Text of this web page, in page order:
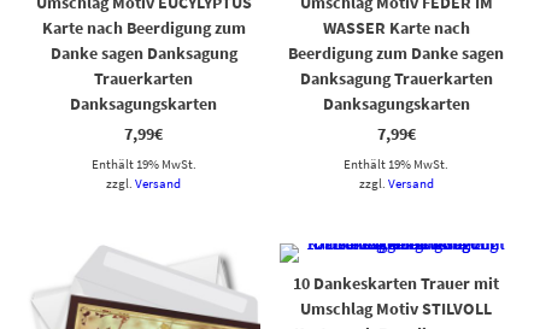
Karte nach Beerdigung zum
Danke sagen Danksagung
Trauerkarten
Danksagungskarten
7,99€
Enthält 19% MwSt.
zzgl.Versand
WASSER Karte nach
Beerdigung zum Danke sagen
Danksagung Trauerkarten
Danksagungskarten
7,99€
Enthält 19% MwSt.
zzgl. Versand
10 Dankeskarten Trauer mit
Umschlag Motiv STILVOLL